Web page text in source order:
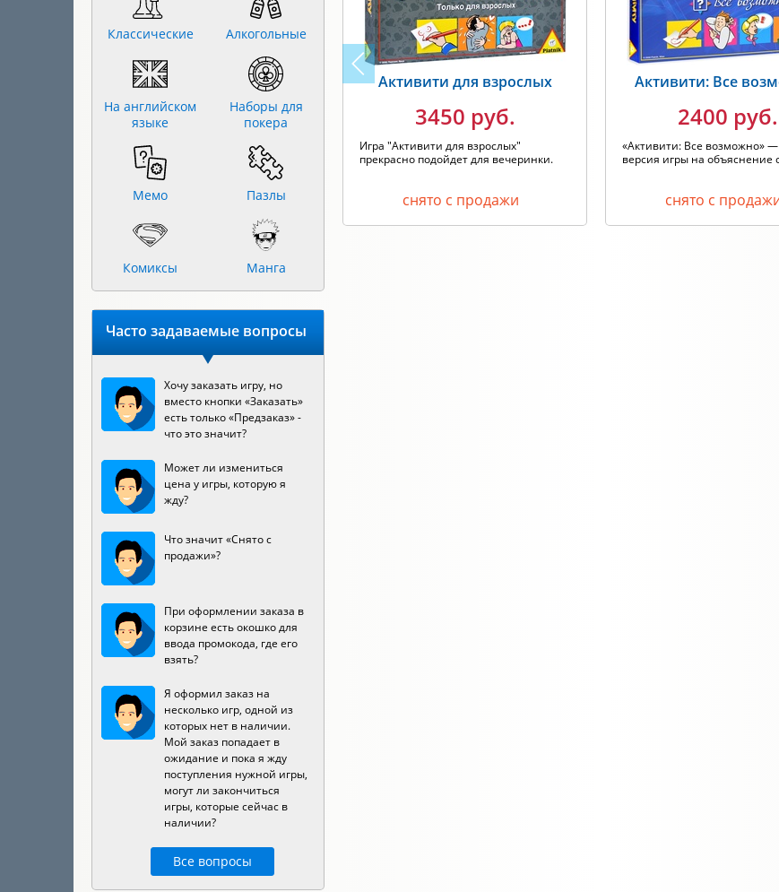
Активити для взрослых
3450 руб.
Игра "Активити для взрослых"
прекрасно подойдет для вечеринки.
снято с продажи
Активити: Все
2400 руб.
«Активити: Все возможно»
версия игры на объяснение
снято с
Классические Алкогольные
На английском
языке
Наборы для
покера
Мемо Пазлы
Комиксы Манга
Часто задаваемые вопросы
Хочу заказать игру, но
вместо кнопки «Заказать»
есть только «Предзаказ» -
что это значит?
Может ли измениться
цена у игры, которую я
жду?
Что значит «Снято с
продажи»?
При оформлении заказа в
корзине есть окошко для
ввода промокода, где его
взять?
Я оформил заказ на
несколько игр, одной из
которых нет в наличии.
Мой заказ попадает в
ожидание и пока я жду
поступления нужной игры,
могут ли закончиться
игры, которые сейчас в
наличии?
Все вопросы